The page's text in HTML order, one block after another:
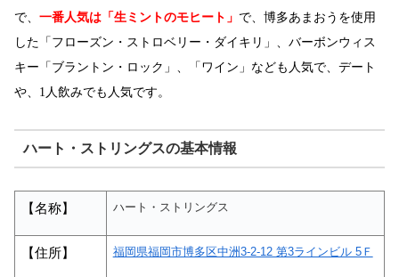
で、 一番人気は「生ミントのモヒート」 で、博多あまおうを使用
した「フローズン・ストロベリー・ダイキリ」、バーボンウィス
キー「ブラントン・ロック」、「ワイン」なども人気で、デート
や、 1人飲みでも人気です。
ハート・ストリングスの基本情報
【名称】 ハート・ストリングス
【住所】 福岡県福岡市博多区中洲3-2-12 第3ラインビル 5Ｆ